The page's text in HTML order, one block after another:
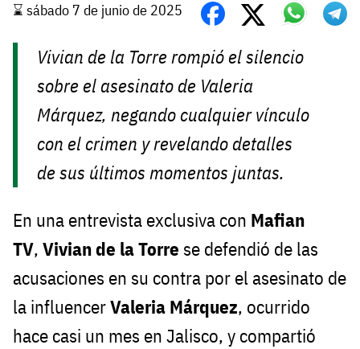
⌛️ sábado 7 de junio de 2025
Vivian de la Torre rompió el silencio
sobre el asesinato de Valeria
Márquez, negando cualquier vínculo
con el crimen y revelando detalles
de sus últimos momentos juntas.
En una entrevista exclusiva con Mafian
TV, Vivian de la Torre se defendió de las
acusaciones en su contra por el asesinato de
la influencerValeria Márquez, ocurrido
hace casi un mes en Jalisco, y compartió